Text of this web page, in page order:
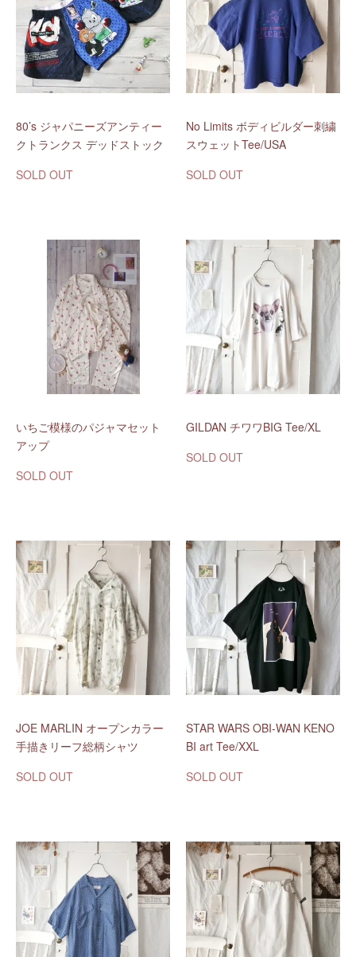
80’s ジャパニーズアンティー
クトランクス デッドストック
SOLD OUT
No Limits ボディビルダー刺繍
スウェットTee/USA
SOLD OUT
いちご模様のパジャマセット
アップ
SOLD OUT
GILDAN チワワBIG Tee/XL
SOLD OUT
JOE MARLIN オープンカラー
手描きリーフ総柄シャツ
SOLD OUT
STAR WARS OBI-WAN KENO
BI art Tee/XXL
SOLD OUT